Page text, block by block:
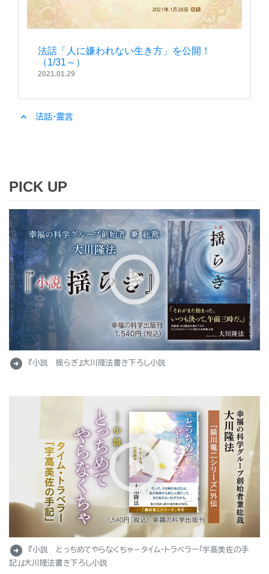
法話「人に嫌われない生き方」を公開！
（1/31～）
2021.01.29
expand_less 法話・霊言
PICK UP
arrow_circle_right 『小説 揺らぎ』大川隆法書き下ろし小説
arrow_circle_right
『小説 とっちめてやらなくちゃ－タイム・トラベラー「宇高美佐の手
記」』大川隆法書き下ろし小説